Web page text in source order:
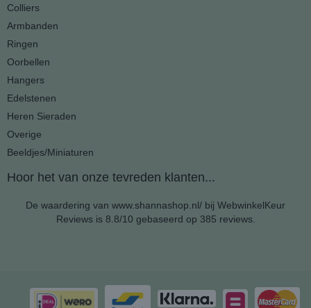
Colliers
Armbanden
Ringen
Oorbellen
Hangers
Edelstenen
Heren Sieraden
Overige
Beeldjes/Miniaturen
Hoor het van onze tevreden klanten...
De waardering van www.shannashop.nl/ bij WebwinkelKeur
Reviewsis 8.8/10 gebaseerd op 385 reviews.